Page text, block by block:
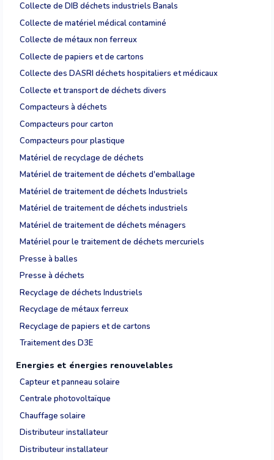
Collecte de DIB déchets industriels Banals
Collecte de matériel médical contaminé
Collecte de métaux non ferreux
Collecte de papiers et de cartons
Collecte des DASRI déchets hospitaliers et médicaux
Collecte et transport de déchets divers
Compacteurs à déchets
Compacteurs pour carton
Compacteurs pour plastique
Matériel de recyclage de déchets
Matériel de traitement de déchets d'emballage
Matériel de traitement de déchets Industriels
Matériel de traitement de déchets industriels
Matériel de traitement de déchets ménagers
Matériel pour le traitement de déchets mercuriels
Presse à balles
Presse à déchets
Recyclage de déchets Industriels
Recyclage de métaux ferreux
Recyclage de papiers et de cartons
Traitement des D3E
Energies et énergies renouvelables
Capteur et panneau solaire
Centrale photovoltaïque
Chauffage solaire
Distributeur installateur
Distributeur installateur